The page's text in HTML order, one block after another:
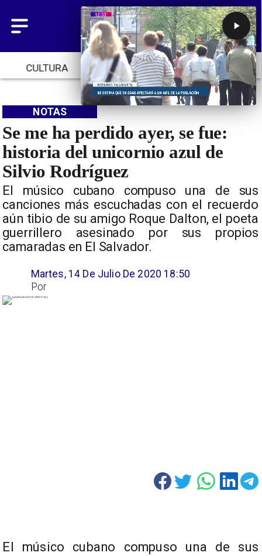
CULTURA TENDENCIAS INICIO
Se me ha perdido ayer, se fue:
historia del unicornio azul de
Silvio Rodríguez
El músico cubano compuso una de sus
canciones más escuchadas con el recuerdo
aún tibio de su amigo Roque Dalton, el poeta
guerrillero asesinado por sus propios
camaradas en El Salvador.
NOTAS
Martes, 14 De Julio De 2020 18:50
Por
El músico cubano compuso una de sus